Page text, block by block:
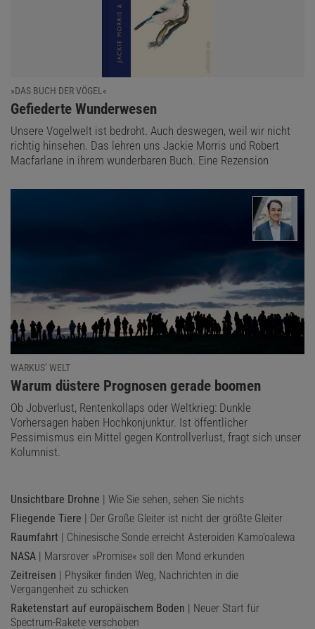
»DAS BUCH DER VÖGEL«
:
Gefiederte Wunderwesen
Unsere Vogelwelt ist bedroht. Auch deswegen, weil wir nicht
richtig hinsehen. Das lehren uns Jackie Morris und Robert
Macfarlane in ihrem wunderbaren Buch. Eine Rezension
WARKUS’ WELT
:
Warum düstere Prognosen gerade boomen
Ob Jobverlust, Rentenkollaps oder Weltkrieg: Dunkle
Vorhersagen haben Hochkonjunktur. Ist öffentlicher
Pessimismus ein Mittel gegen Kontrollverlust, fragt sich unser
Kolumnist.
Unsichtbare Drohne | Wie Sie sehen, sehen Sie nichts
Fliegende Tiere | Der Große Gleiter ist nicht der größte Gleiter
Raumfahrt | Chinesische Sonde erreicht Asteroiden Kamo’oalewa
NASA | Marsrover »Promise« soll den Mond erkunden
Zeitreisen | Physiker finden Weg, Nachrichten in die
Vergangenheit zu schicken
Raketenstart auf europäischem Boden | Neuer Start für
Spectrum-Rakete verschoben